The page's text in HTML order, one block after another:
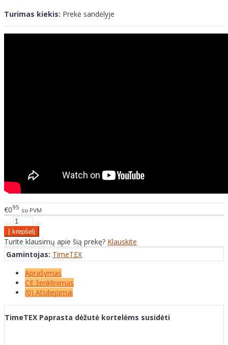
Turimas kiekis: Prekė sandėlyje
€095 su PVM
Turite klausimų apie šią prekę? Klauskite
Gamintojas: TimeTEX
Aprašymas
CE ženklinimas
(0) Atsiliepimai
TimeTEX Paprasta dėžutė kortelėms susidėti